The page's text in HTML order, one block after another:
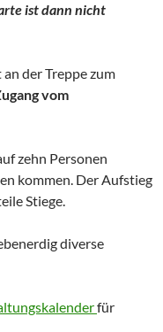
ist dann nicht
der Treppe zum
vom
zehn Personen
kommen. Der Aufstieg
Stiege.
diverse
für